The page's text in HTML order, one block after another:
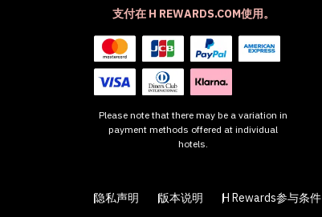
支付在 H REWARDS.COM使用。
Please note that there may be a variation in
payment methods offered at individual
hotels.
隐私声明 版本说明 H Rewards参与条件